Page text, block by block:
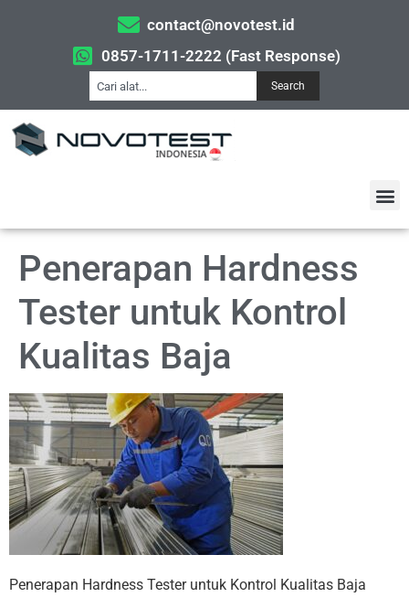
contact@novotest.id
0857-1711-2222 (Fast Response)
Search
Penerapan Hardness
Tester untuk Kontrol
Kualitas Baja
Penerapan Hardness Tester untuk Kontrol Kualitas Baja